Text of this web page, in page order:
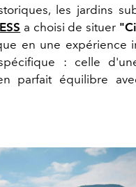
les jardins
a choisi de situer
en une expérience
: celle
parfait équilibre